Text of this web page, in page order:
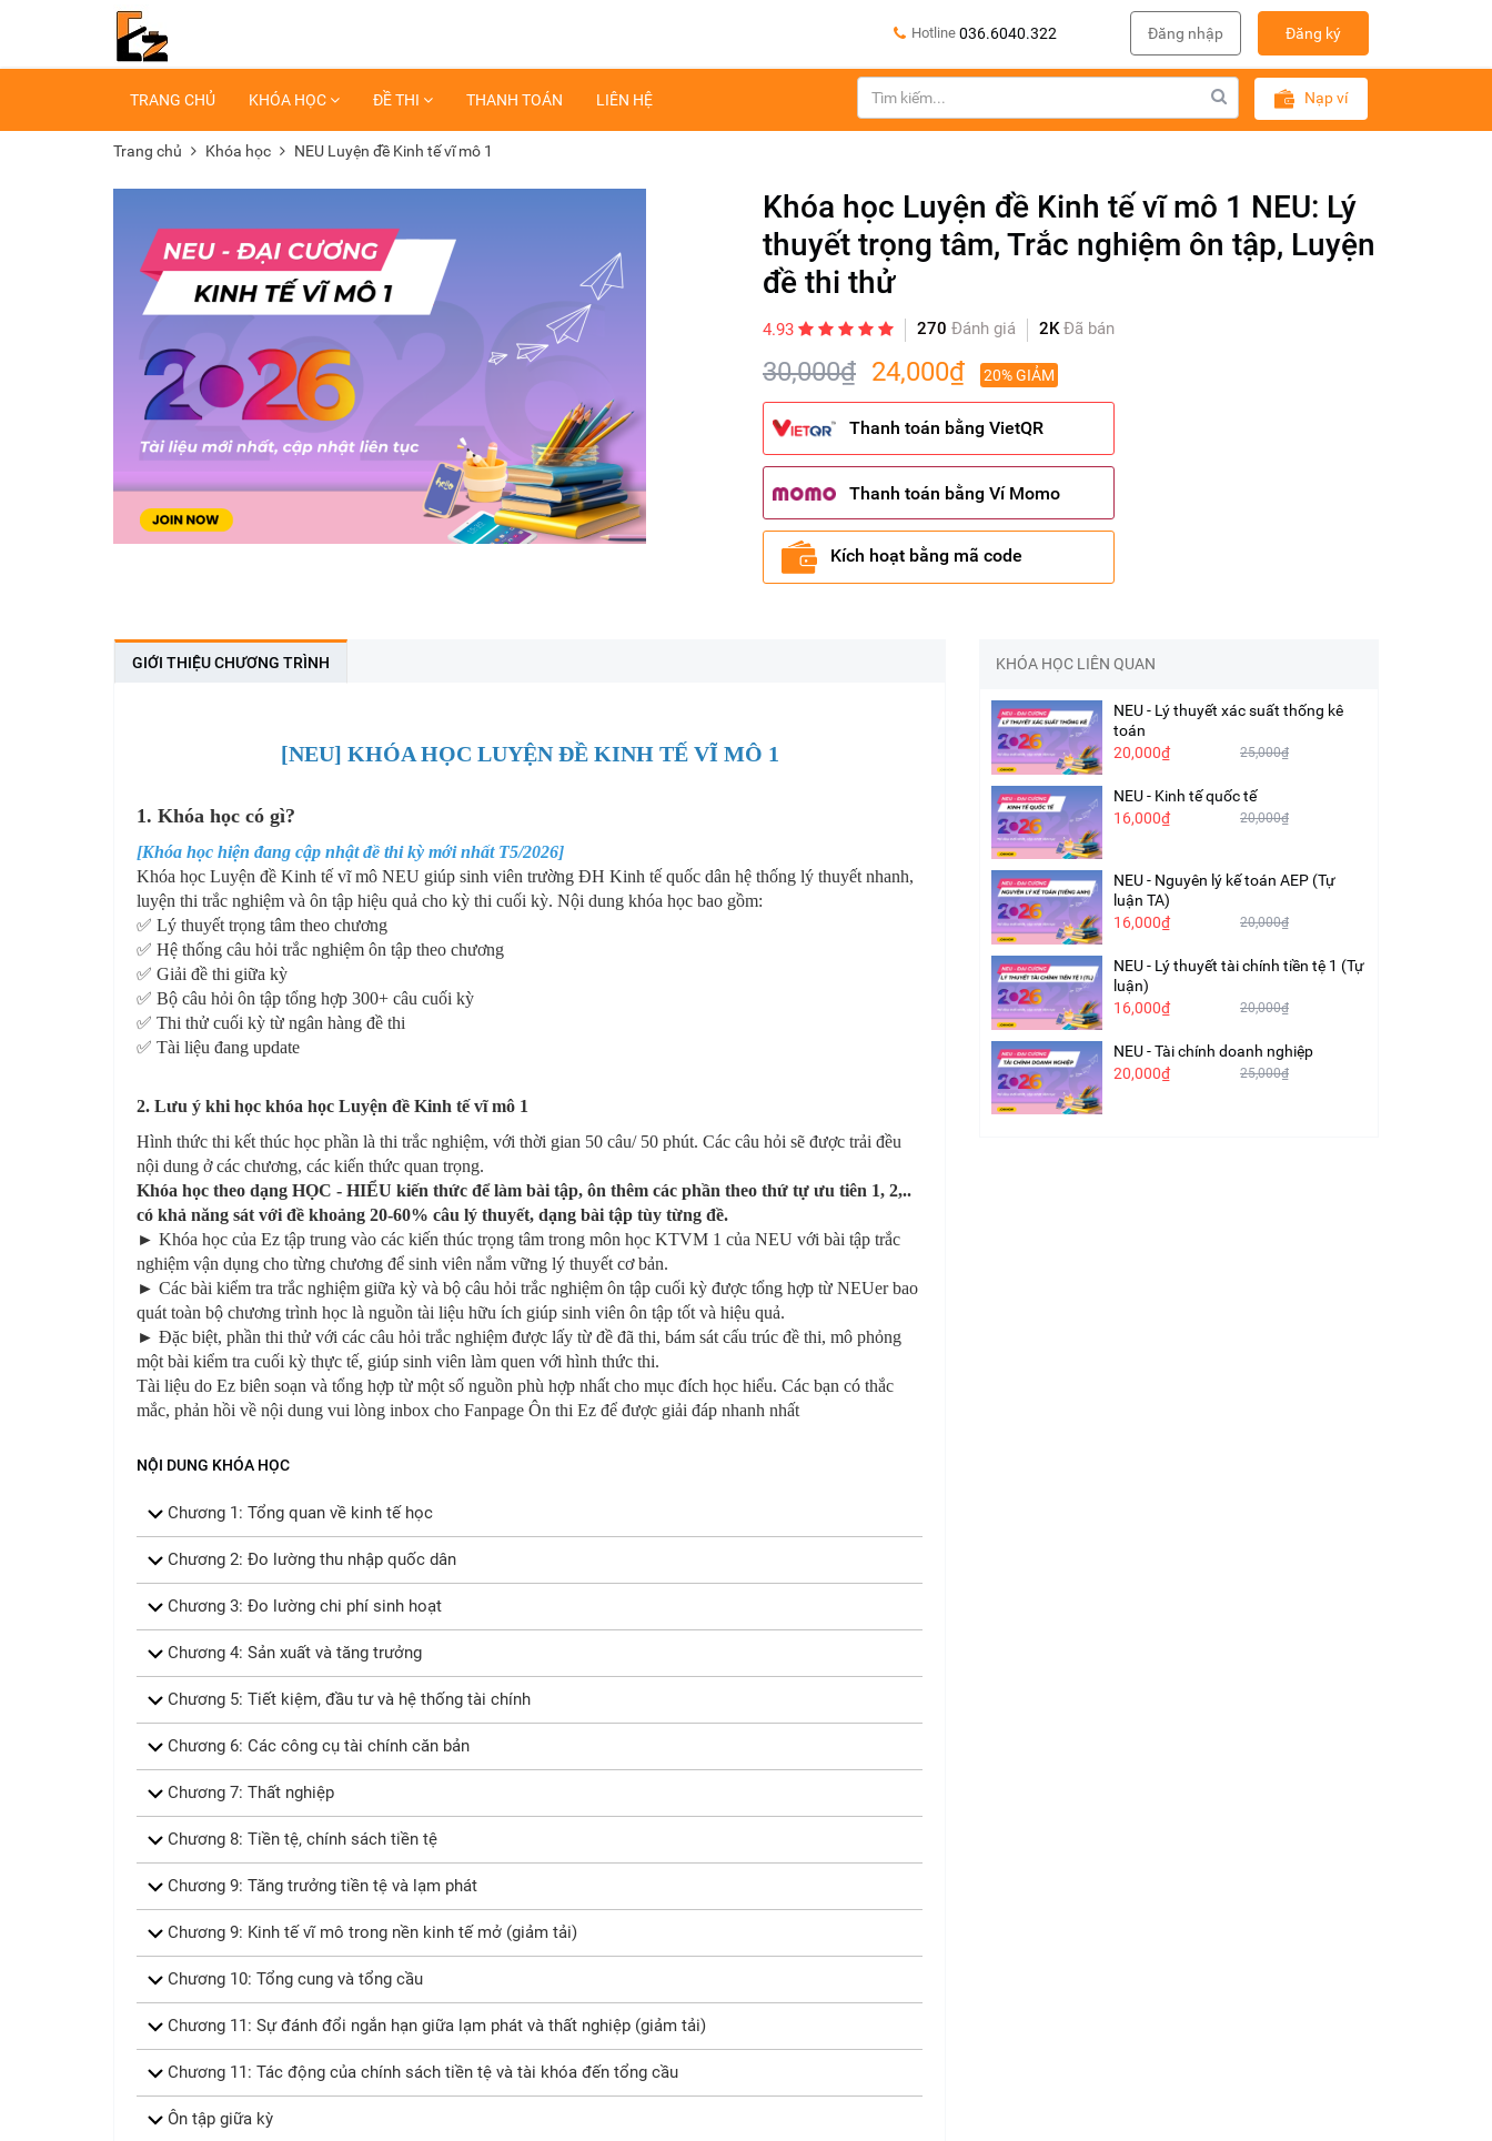
Hotline 036.6040.322 Đăng nhập Đăng ký
TRANG CHỦ KHÓA HỌC ĐỀ THI THANH TOÁN LIÊN HỆ Nạp ví
Trang chủ Khóa học NEU Luyện đề Kinh tế vĩ mô 1
Khóa học Luyện đề Kinh tế vĩ mô 1 NEU: Lý
thuyết trọng tâm, Trắc nghiệm ôn tập, Luyện
đề thi thử
4.93 270 Đánh giá 2KĐã bán
30,000₫ 24,000₫ 20% GIẢM
Thanh toán bằng VietQR
Thanh toán bằng Ví Momo
Kích hoạt bằng mã code
GIỚI THIỆU CHƯƠNG TRÌNH
[NEU] KHÓA HỌC LUYỆN ĐỀ KINH TẾ VĨ MÔ 1
1. Khóa học có gì?
[Khóa học hiện đang cập nhật đề thi kỳ mới nhất T5/2026]
Khóa học Luyện đề Kinh tế vĩ mô NEU giúp sinh viên trường ĐH Kinh tế quốc dân hệ thống lý thuyết nhanh,
luyện thi trắc nghiệm và ôn tập hiệu quả cho kỳ thi cuối kỳ. Nội dung khóa học bao gồm:
✅ Lý thuyết trọng tâm theo chương
✅ Hệ thống câu hỏi trắc nghiệm ôn tập theo chương
✅ Giải đề thi giữa kỳ
✅ Bộ câu hỏi ôn tập tổng hợp 300+ câu cuối kỳ
✅ Thi thử cuối kỳ từ ngân hàng đề thi
✅ Tài liệu đang update
2. Lưu ý khi học khóa học Luyện đề Kinh tế vĩ mô 1
Hình thức thi kết thúc học phần là thi trắc nghiệm, với thời gian 50 câu/ 50 phút. Các câu hỏi sẽ được trải đều
nội dung ở các chương, các kiến thức quan trọng.
Khóa học theo dạng HỌC - HIỂU kiến thức để làm bài tập, ôn thêm các phần theo thứ tự ưu tiên 1, 2,..
có khả năng sát với đề khoảng 20-60% câu lý thuyết, dạng bài tập tùy từng đề.
► Khóa học của Ez tập trung vào các kiến thúc trọng tâm trong môn học KTVM 1 của NEU với bài tập trắc
nghiệm vận dụng cho từng chương để sinh viên nắm vững lý thuyết cơ bản.
► Các bài kiểm tra trắc nghiệm giữa kỳ và bộ câu hỏi trắc nghiệm ôn tập cuối kỳ được tổng hợp từ NEUer bao
quát toàn bộ chương trình học là nguồn tài liệu hữu ích giúp sinh viên ôn tập tốt và hiệu quả.
► Đặc biệt, phần thi thử với các câu hỏi trắc nghiệm được lấy từ đề đã thi, bám sát cấu trúc đề thi, mô phỏng
một bài kiểm tra cuối kỳ thực tế, giúp sinh viên làm quen với hình thức thi.
Tài liệu do Ez biên soạn và tổng hợp từ một số nguồn phù hợp nhất cho mục đích học hiểu. Các bạn có thắc
mắc, phản hồi về nội dung vui lòng inbox cho Fanpage Ôn thi Ez để được giải đáp nhanh nhất
NỘI DUNG KHÓA HỌC
Chương 1: Tổng quan về kinh tế học
Chương 2: Đo lường thu nhập quốc dân
Chương 3: Đo lường chi phí sinh hoạt
Chương 4: Sản xuất và tăng trưởng
Chương 5: Tiết kiệm, đầu tư và hệ thống tài chính
Chương 6: Các công cụ tài chính căn bản
Chương 7: Thất nghiệp
Chương 8: Tiền tệ, chính sách tiền tệ
Chương 9: Tăng trưởng tiền tệ và lạm phát
Chương 9: Kinh tế vĩ mô trong nền kinh tế mở (giảm tải)
Chương 10: Tổng cung và tổng cầu
Chương 11: Sự đánh đổi ngắn hạn giữa lạm phát và thất nghiệp (giảm tải)
Chương 11: Tác động của chính sách tiền tệ và tài khóa đến tổng cầu
Ôn tập giữa kỳ
KHÓA HỌC LIÊN QUAN
NEU - Lý thuyết xác suất thống kê
toán
20,000₫
25,000₫
NEU - Kinh tế quốc tế
16,000₫
20,000₫
NEU - Nguyên lý kế toán AEP (Tự
luận TA)
16,000₫
20,000₫
NEU - Lý thuyết tài chính tiền tệ 1 (Tự
luận)
16,000₫
20,000₫
NEU - Tài chính doanh nghiệp
20,000₫
25,000₫